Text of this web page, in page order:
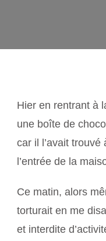
Hier en rentrant à
une boîte de
car il l’avait
l’entrée de la
Ce matin, alors
torturait en me
et interdite